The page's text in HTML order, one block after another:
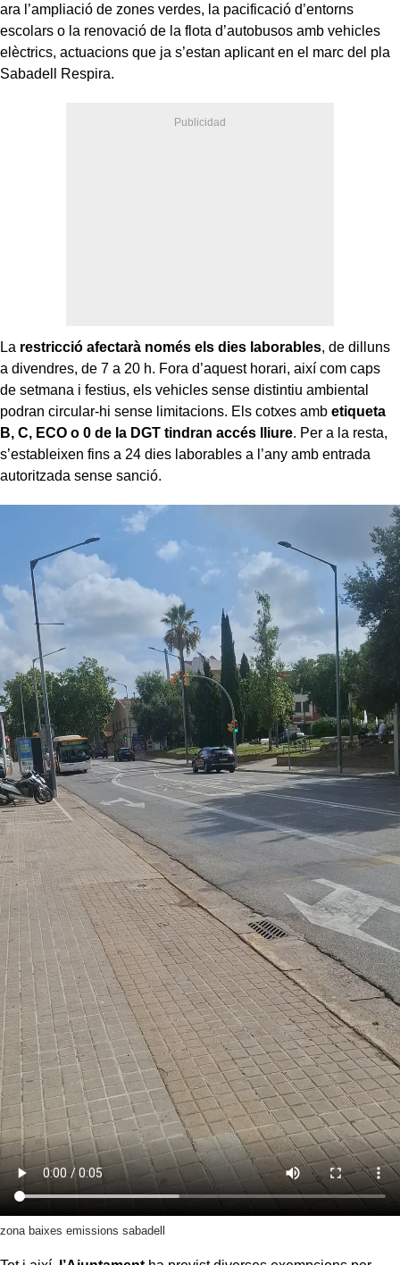
ara l’ampliació de zones verdes, la pacificació d’entorns
escolars o la renovació de la flota d’autobusos amb vehicles
elèctrics, actuacions que ja s’estan aplicant en el marc del pla
Sabadell Respira.
La restricció afectarà només els dies laborables, de dilluns
a divendres, de 7 a 20 h. Fora d’aquest horari, així com caps
de setmana i festius, els vehicles sense distintiu ambiental
podran circular-hi sense limitacions. Els cotxes amb etiqueta
B, C, ECO o 0 de la DGT tindran accés lliure. Per a la resta,
s’estableixen fins a 24 dies laborables a l’any amb entrada
autoritzada sense sanció.
zona baixes emissions sabadell